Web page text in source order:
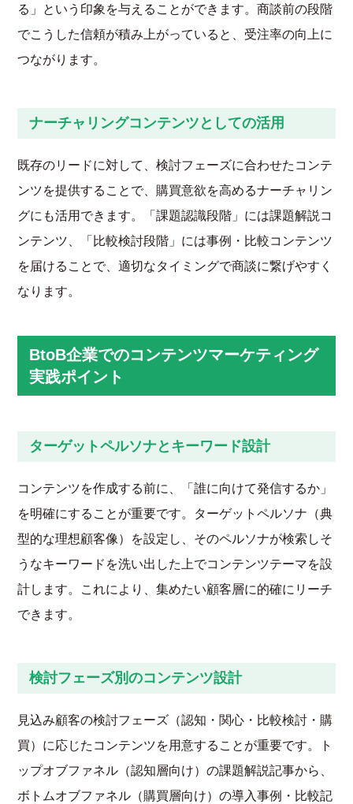
る」という印象を与えることができます。商談前の段階
でこうした信頼が積み上がっていると、受注率の向上に
つながります。
ナーチャリングコンテンツとしての活用
既存のリードに対して、検討フェーズに合わせたコンテ
ンツを提供することで、購買意欲を高めるナーチャリン
グにも活用できます。「課題認識段階」には課題解説コ
ンテンツ、「比較検討段階」には事例・比較コンテンツ
を届けることで、適切なタイミングで商談に繋げやすく
なります。
BtoB企業でのコンテンツマーケティング
実践ポイント
ターゲットペルソナとキーワード設計
コンテンツを作成する前に、「誰に向けて発信するか」
を明確にすることが重要です。ターゲットペルソナ（典
型的な理想顧客像）を設定し、そのペルソナが検索しそ
うなキーワードを洗い出した上でコンテンツテーマを設
計します。これにより、集めたい顧客層に的確にリーチ
できます。
検討フェーズ別のコンテンツ設計
見込み顧客の検討フェーズ（認知・関心・比較検討・購
買）に応じたコンテンツを用意することが重要です。ト
ップオブファネル（認知層向け）の課題解説記事から、
ボトムオブファネル（購買層向け）の導入事例・比較記